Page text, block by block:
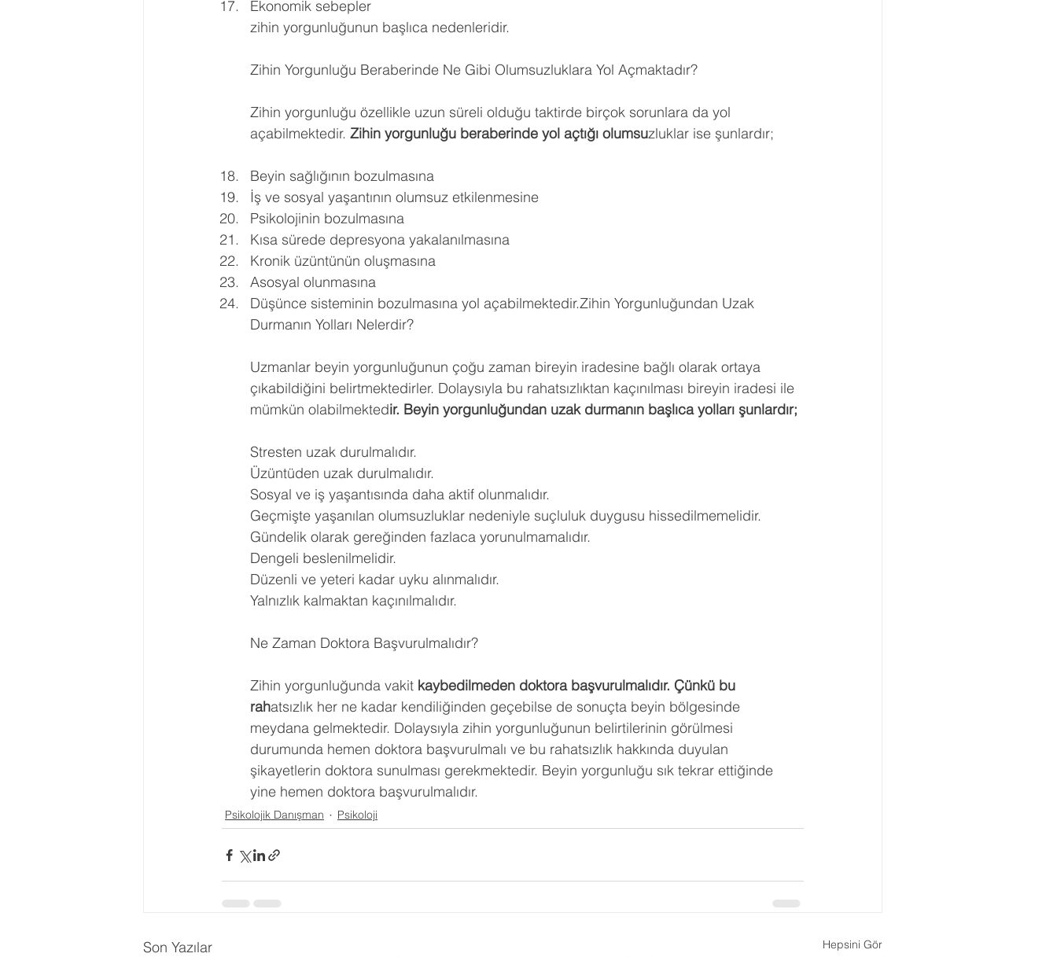
Ekonomik sebepler
zihin yorgunluğunun başlıca nedenleridir.
Zihin Yorgunluğu Beraberinde Ne Gibi Olumsuzluklara Yol Açmaktadır?
Zihin yorgunluğu özellikle uzun süreli olduğu taktirde birçok sorunlara da yol
açabilmektedir. Zihin yorgunluğu beraberinde yol açtığı olumsuzluklar ise şunlardır;
Beyin sağlığının bozulmasına
İş ve sosyal yaşantının olumsuz etkilenmesine
Psikolojinin bozulmasına
Kısa sürede depresyona yakalanılmasına
Kronik üzüntünün oluşmasına
Asosyal olunmasına
Düşünce sisteminin bozulmasına yol açabilmektedir.Zihin Yorgunluğundan Uzak
Durmanın Yolları Nelerdir?
Uzmanlar beyin yorgunluğunun çoğu zaman bireyin iradesine bağlı olarak ortaya
çıkabildiğini belirtmektedirler. Dolaysıyla bu rahatsızlıktan kaçınılması bireyin iradesi ile
mümkün olabilmektedir. Beyin yorgunluğundan uzak durmanın başlıca yolları şunlardır;
Stresten uzak durulmalıdır.
Üzüntüden uzak durulmalıdır.
Sosyal ve iş yaşantısında daha aktif olunmalıdır.
Geçmişte yaşanılan olumsuzluklar nedeniyle suçluluk duygusu hissedilmemelidir.
Gündelik olarak gereğinden fazlaca yorunulmamalıdır.
Dengeli beslenilmelidir.
Düzenli ve yeteri kadar uyku alınmalıdır.
Yalnızlık kalmaktan kaçınılmalıdır.
Ne Zaman Doktora Başvurulmalıdır?
Zihin yorgunluğunda vakit kaybedilmeden doktora başvurulmalıdır. Çünkü bu
rahatsızlık her ne kadar kendiliğinden geçebilse de sonuçta beyin bölgesinde
meydana gelmektedir. Dolaysıyla zihin yorgunluğunun belirtilerinin görülmesi
durumunda hemen doktora başvurulmalı ve bu rahatsızlık hakkında duyulan
şikayetlerin doktora sunulması gerekmektedir. Beyin yorgunluğu sık tekrar ettiğinde
yine hemen doktora başvurulmalıdır.
Psikolojik Danışman Psikoloji
Son Yazılar Hepsini Gör